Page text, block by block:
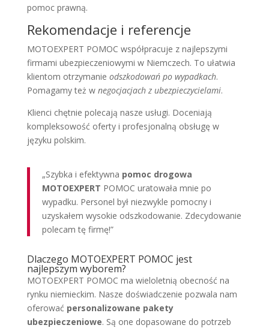
pomoc prawną.
Rekomendacje i referencje
MOTOEXPERT POMOC współpracuje z najlepszymi
firmami ubezpieczeniowymi w Niemczech. To ułatwia
klientom otrzymanie odszkodowań po wypadkach.
Pomagamy też w negocjacjach z ubezpieczycielami.
Klienci chętnie polecają nasze usługi. Doceniają
kompleksowość oferty i profesjonalną obsługę w
języku polskim.
„Szybka i efektywna pomoc drogowa
MOTOEXPERT POMOC uratowała mnie po
wypadku. Personel był niezwykle pomocny i
uzyskałem wysokie odszkodowanie. Zdecydowanie
polecam tę firmę!”
Dlaczego MOTOEXPERT POMOC jest
najlepszym wyborem?
MOTOEXPERT POMOC ma wieloletnią obecność na
rynku niemieckim. Nasze doświadczenie pozwala nam
oferować personalizowane pakety
ubezpieczeniowe. Są one dopasowane do potrzeb